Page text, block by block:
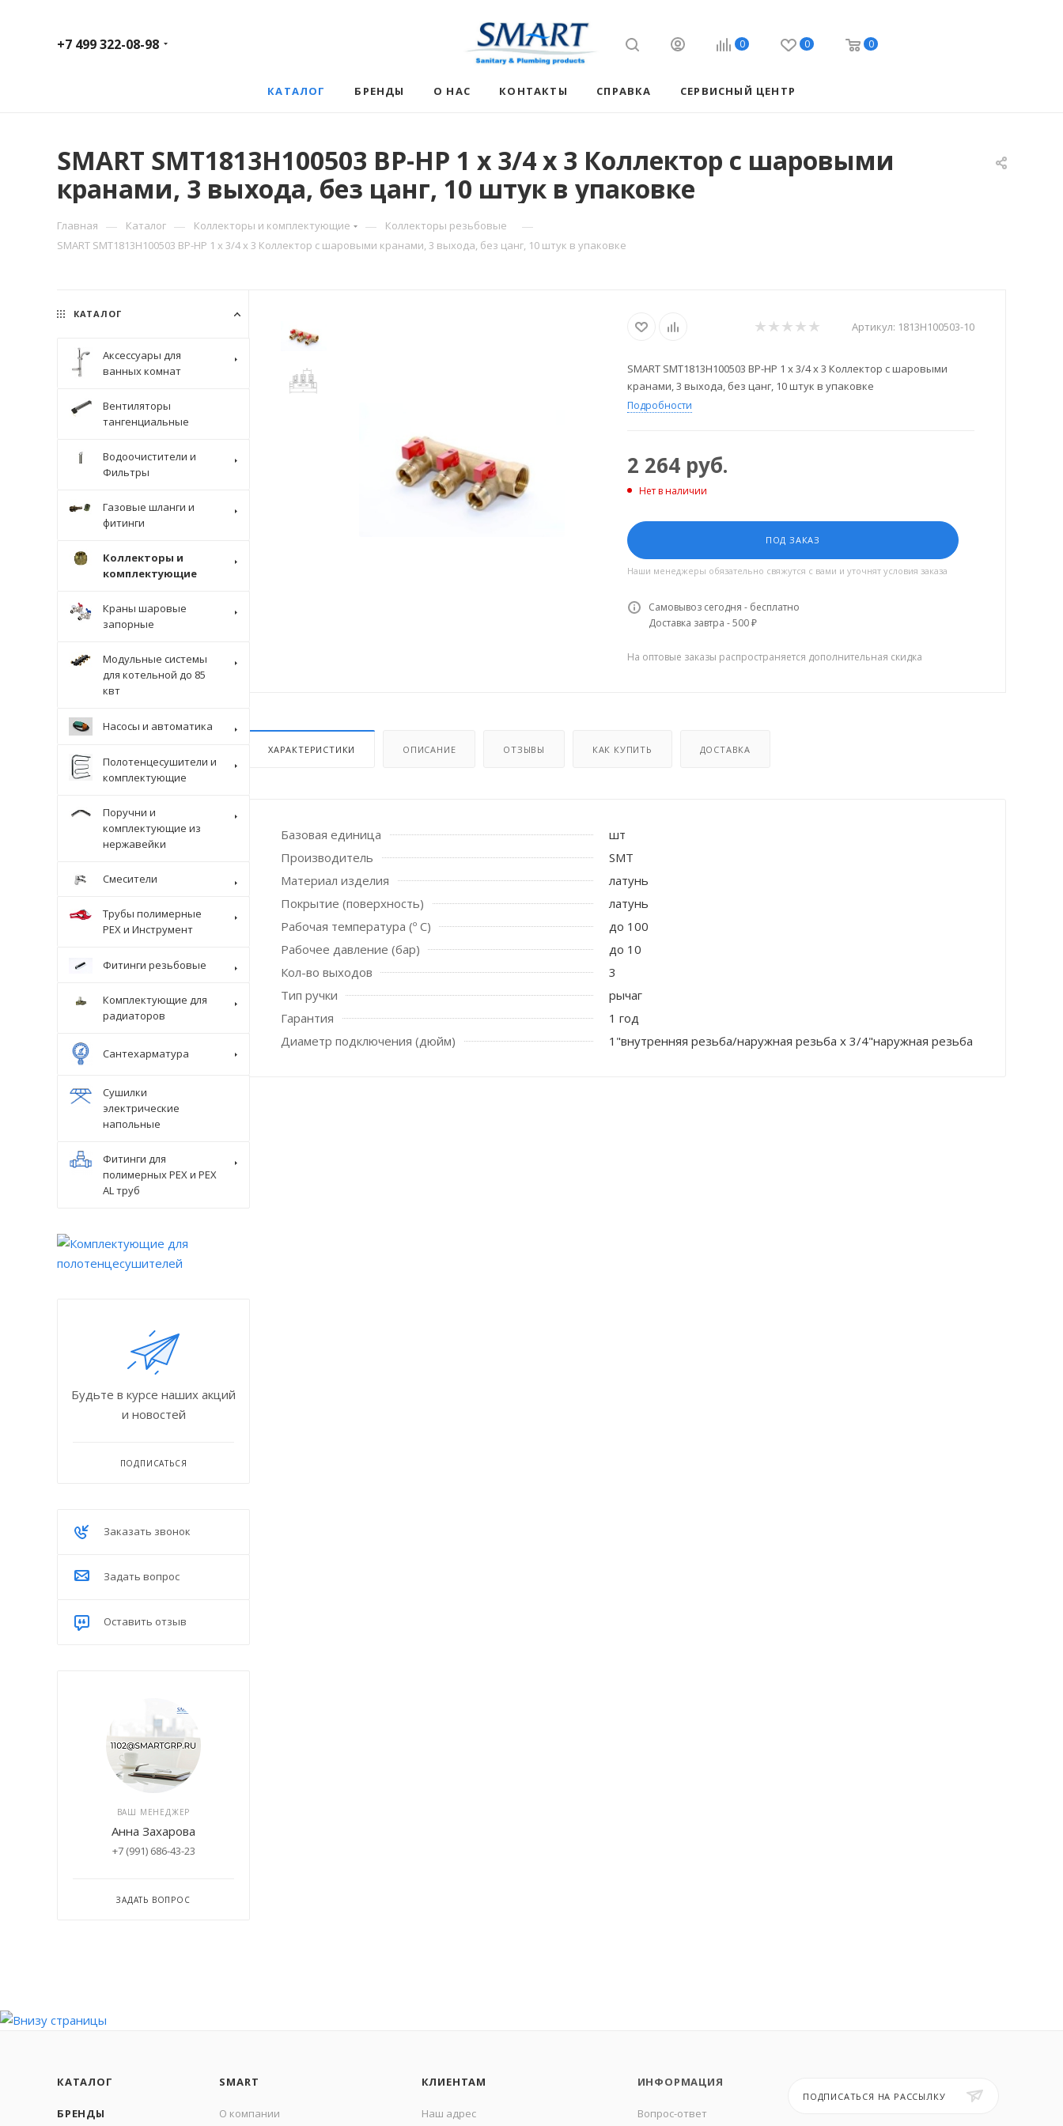
+7 499 322-08-98 0 0 0
КАТАЛОГ БРЕНДЫ О НАС КОНТАКТЫ СПРАВКА СЕРВИСНЫЙ ЦЕНТР
SMART SMT1813Н100503 ВР-НР 1 х 3/4 х 3 Коллектор с шаровыми
кранами, 3 выхода, без цанг, 10 штук в упаковке
Главная — Каталог — Коллекторы и комплектующие — Коллекторы резьбовые —
SMART SMT1813Н100503 ВР-НР 1 х 3/4 х 3 Коллектор с шаровыми кранами, 3 выхода, без цанг, 10 штук в упаковке
Артикул: 1813Н100503-10
SMART SMT1813Н100503 ВР-НР 1 х 3/4 х 3 Коллектор с шаровыми
кранами, 3 выхода, без цанг, 10 штук в упаковке
Подробности
2 264 руб.
Нет в наличии
ПОД ЗАКАЗ
Наши менеджеры обязательно свяжутся с вами и уточнят условия заказа
Самовывоз сегодня - бесплатно
Доставка завтра - 500 ₽
На оптовые заказы распространяется дополнительная скидка
ХАРАКТЕРИСТИКИ ОПИСАНИЕ ОТЗЫВЫ КАК КУПИТЬ ДОСТАВКА
Базовая единица
шт
Производитель
SMT
Материал изделия
латунь
Покрытие (поверхность)
латунь
Рабочая температура (º С)
до 100
Рабочее давление (бар)
до 10
Кол-во выходов
3
Тип ручки
рычаг
Гарантия
1 год
Диаметр подключения (дюйм)
1"внутренняя резьба/наружная резьба х 3/4"наружная резьба
КАТАЛОГ
Аксессуары для
ванных комнат
Вентиляторы
тангенциальные
Водоочистители и
Фильтры
Газовые шланги и
фитинги
Коллекторы и
комплектующие
Краны шаровые
запорные
Модульные системы
для котельной до 85
квт
Насосы и автоматика
Полотенцесушители и
комплектующие
Поручни и
комплектующие из
нержавейки
Крепеж стоек для поручня
Смесители
Трубы полимерные
PEX и Инструмент
Фитинги резьбовые
Комплектующие для
радиаторов
Сантехарматура
Сушилки
электрические
напольные
Фитинги для
полимерных PEX и PEX
AL труб
Будьте в курсе наших акций
и новостей
ПОДПИСАТЬСЯ
Заказать звонок
Задать вопрос
Оставить отзыв
ВАШ МЕНЕДЖЕР
Анна Захарова
+7 (991) 686-43-23
ЗАДАТЬ ВОПРОС
КАТАЛОГ
БРЕНДЫ
SMART
О компании
КЛИЕНТАМ
Наш адрес
ИНФОРМАЦИЯ
Вопрос-ответ
ПОДПИСАТЬСЯ НА РАССЫЛКУ